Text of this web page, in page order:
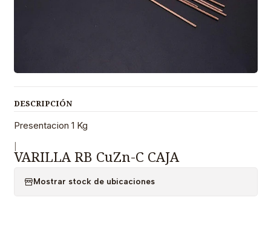
DESCRIPCIÓN
Presentacion 1 Kg
VARILLA RB CuZn-C CAJA
Mostrar stock de ubicaciones